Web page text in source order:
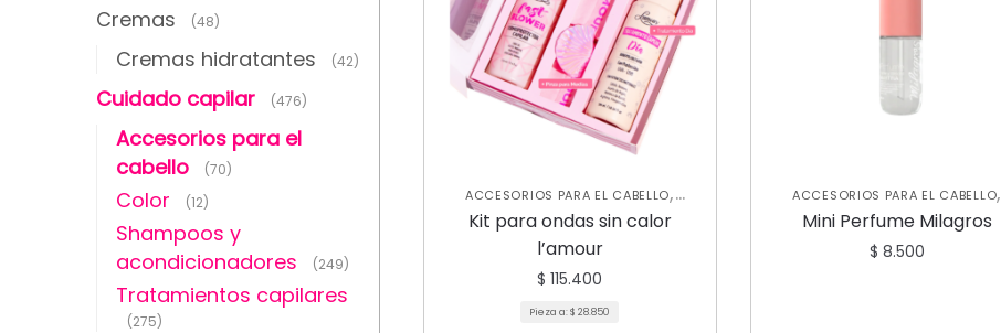
ACCESORIOS PARA EL CABELLO,
CUIDADO CAPILAR,NUEVA
COLECCIÓN ,
ACONDICIONADORES,TRATAMIENTOS
CAPILARES
Kit para ondas sin calor
l’amour
$ 115.400
Pieza a:$ 28.850
ACCESORIOS PARA EL CABELLO,
PERFUMES PARA MUJER
Mini Perfume Milagros
$ 8.500
Cremas (48)
Cremas hidratantes (42)
Cuidado capilar (476)
Accesorios para el
cabello
(70)
Color (12)
Shampoos y
acondicionadores
(249)
Tratamientos capilares
(275)